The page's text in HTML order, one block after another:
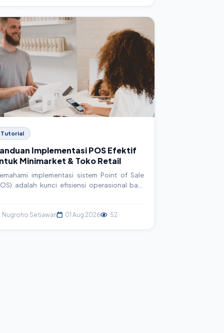
Tutorial
Implementasi POS Efektif
Minimarket & Toko Retail
implementasi sistem Point of Sale
adalah kunci efisiensi operasional bagi
eksekusi, untuk membantu Anda
Nugroho Setiawan 01 Aug 2026 52